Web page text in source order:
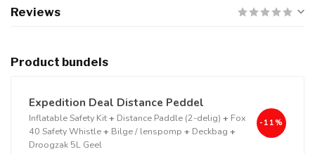
Reviews
Product bundels
Expedition Deal Distance Peddel
Inflatable Safety Kit+ Distance Paddle (2-delig) + Fox
40 Safety Whistle+ Bilge / lenspomp + Deckbag +
Droogzak 5L Geel
-11%